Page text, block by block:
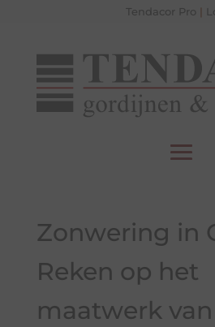
Tendacor Pro |
Zonwering in
Reken op het
maatwerk van